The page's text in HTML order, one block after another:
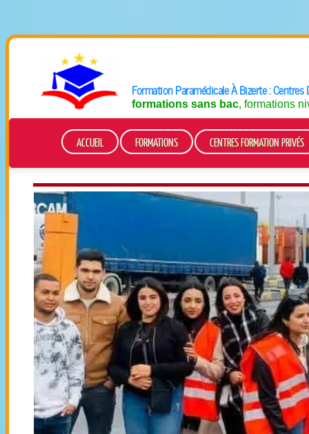
Formation Paramédicale À Bizerte :
formations sans bac, formations
ACCUEIL FORMATIONS CENTRES FORMATION PRIVÉS